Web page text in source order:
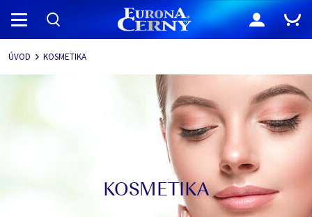
Navigace
ÚVOD KOSMETIKA
KOSMETIKA